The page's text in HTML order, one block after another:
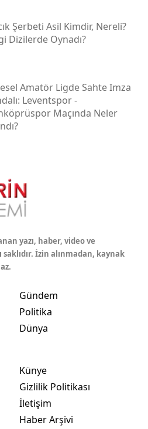
Şerbeti Asil Kimdir, Nereli?
Dizilerde Oynadı?
Amatör Ligde Sahte Imza
Leventspor -
Maçında Neler
yazı, haber, video ve
İzin alınmadan, kaynak
Gündem
Politika
Dünya
Künye
Gizlilik Politikası
İletişim
Haber Arşivi